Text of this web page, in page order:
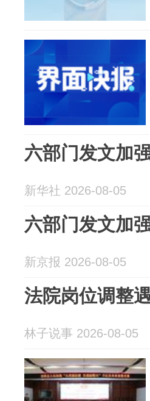
六部门发文加
新华社 2026-08-05
六部门发文加
新京报 2026-08-05
法院岗位调整
林子说事 2026-08-05